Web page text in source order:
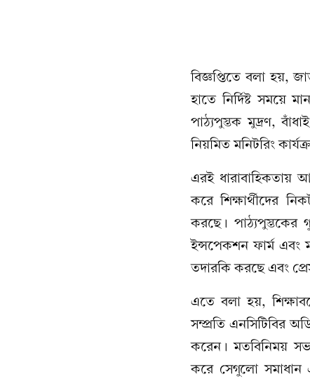
বিজ্ঞপ্তিতে বলা হয়,
হাতে নির্দিষ্ট সময়ে
পাঠ্যপুস্তক মুদ্রণ,
নিয়মিত মনিটরিং
এরই ধারাবাহিকতায়
করে শিক্ষার্থীদের
করছে। পাঠ্যপুস্তকের
ইন্সপেকশন ফার্ম এবং
তদারকি করছে এবং
এতে বলা হয়,
সম্প্রতি এনসিটিবির
করেন। মতবিনিময়
করে সেগুলো সমাধান